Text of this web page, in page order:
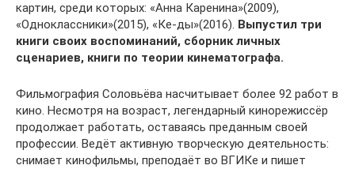
картин, среди которых: «Анна Каренина»(2009),
«Одноклассники»(2015), «Ке-ды»(2016). Выпустил три
книги своих воспоминаний, сборник личных
сценариев, книги по теории кинематографа.
Фильмография Соловьёва насчитывает более 92 работ в
кино. Несмотря на возраст, легендарный кинорежиссёр
продолжает работать, оставаясь преданным своей
профессии. Ведёт активную творческую деятельность:
снимает кинофильмы, преподаёт во ВГИКе и пишет